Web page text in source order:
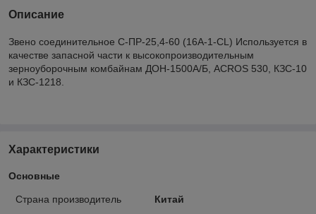
Описание
Звено соединительное С-ПР-25,4-60 (16А-1-CL) Используется в
качестве запасной части к высокопроизводительным
зерноуборочным комбайнам ДОН-1500А/Б, ACROS 530, КЗС-10
и КЗС-1218.
Характеристики
Основные
Страна производитель Китай